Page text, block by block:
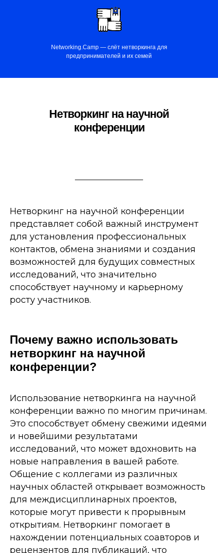
Networking.Camp — слёт нетворкинга для
предпринимателей и их семей
Нетворкинг на научной
конференции
Нетворкинг на научной конференции
представляет собой важный инструмент
для установления профессиональных
контактов, обмена знаниями и создания
возможностей для будущих совместных
исследований, что значительно
способствует научному и карьерному
росту участников.
Почему важно использовать
нетворкинг на научной
конференции?
Использование нетворкинга на научной
конференции важно по многим причинам.
Это способствует обмену свежими идеями
и новейшими результатами
исследований, что может вдохновить на
новые направления в вашей работе.
Общение с коллегами из различных
научных областей открывает возможность
для междисциплинарных проектов,
которые могут привести к прорывным
открытиям. Нетворкинг помогает в
нахождении потенциальных соавторов и
рецензентов для публикаций, что